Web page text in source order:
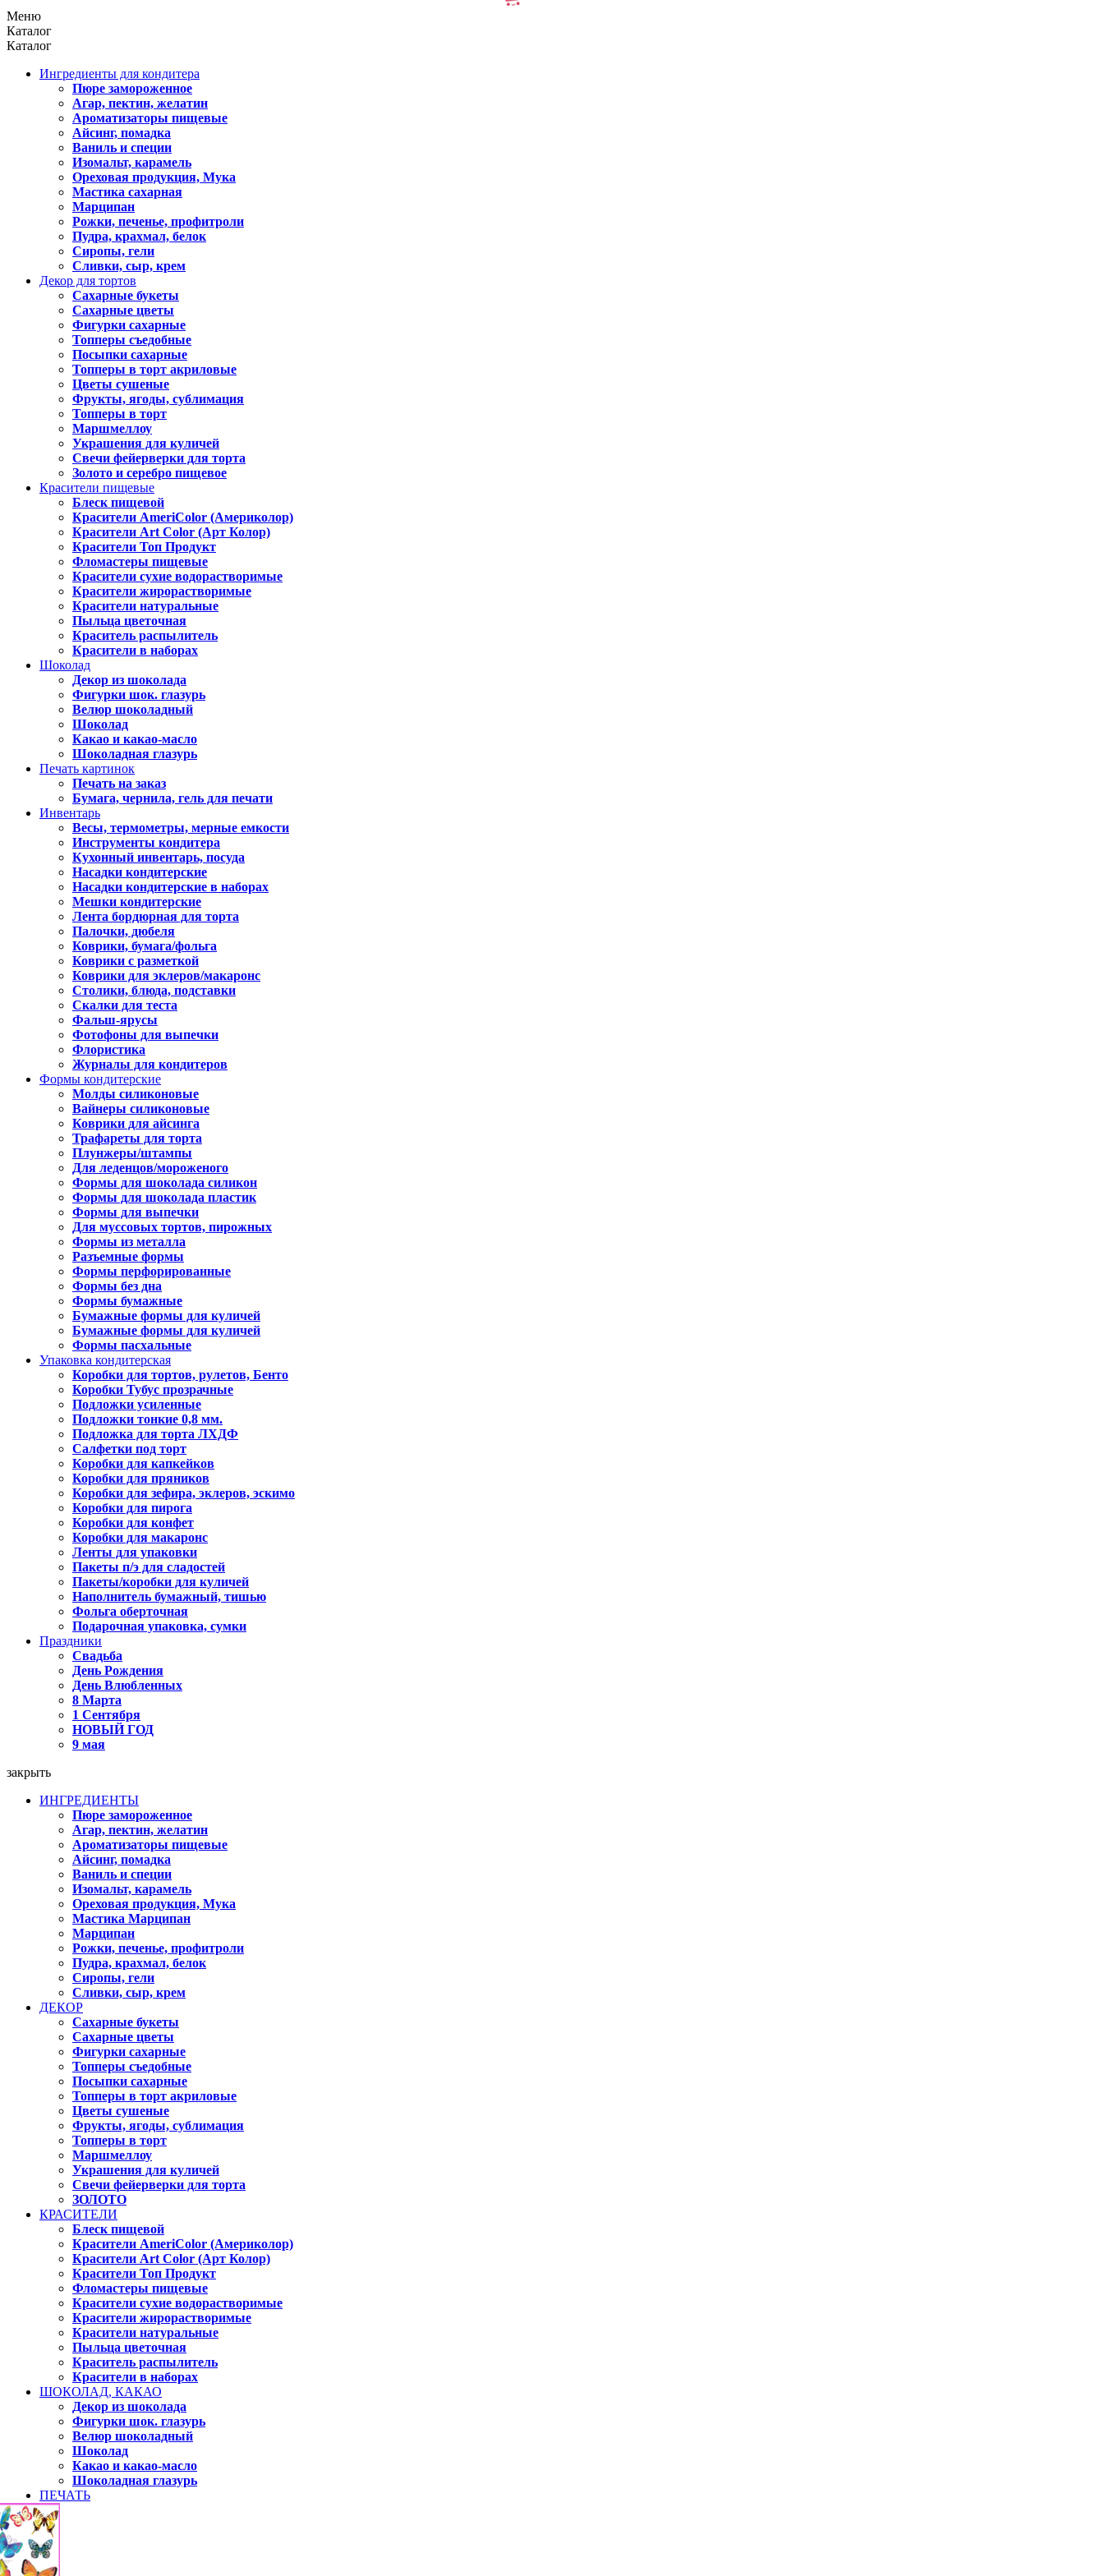
Меню
Каталог
Каталог
Ингредиенты для кондитера
Пюре замороженное
Агар, пектин, желатин
Ароматизаторы пищевые
Айсинг, помадка
Ваниль и специи
Изомальт, карамель
Ореховая продукция, Мука
Мастика сахарная
Марципан
Рожки, печенье, профитроли
Пудра, крахмал, белок
Сиропы, гели
Сливки, сыр, крем
Декор для тортов
Сахарные букеты
Сахарные цветы
Фигурки сахарные
Топперы съедобные
Посыпки сахарные
Топперы в торт акриловые
Цветы сушеные
Фрукты, ягоды, сублимация
Топперы в торт
Маршмеллоу
Украшения для куличей
Свечи фейерверки для торта
Золото и серебро пищевое
Красители пищевые
Блеск пищевой
Красители AmeriColor (Америколор)
Красители Art Color (Арт Колор)
Красители Топ Продукт
Фломастеры пищевые
Красители сухие водорастворимые
Красители жирорастворимые
Красители натуральные
Пыльца цветочная
Краситель распылитель
Красители в наборах
Шоколад
Декор из шоколада
Фигурки шок. глазурь
Велюр шоколадный
Шоколад
Какао и какао-масло
Шоколадная глазурь
Печать картинок
Печать на заказ
Бумага, чернила, гель для печати
Инвентарь
Весы, термометры, мерные емкости
Инструменты кондитера
Кухонный инвентарь, посуда
Насадки кондитерские
Насадки кондитерские в наборах
Мешки кондитерские
Лента бордюрная для торта
Палочки, дюбеля
Коврики, бумага/фольга
Коврики с разметкой
Коврики для эклеров/макаронс
Столики, блюда, подставки
Скалки для теста
Фальш-ярусы
Фотофоны для выпечки
Флористика
Журналы для кондитеров
Формы кондитерские
Молды силиконовые
Вайнеры силиконовые
Коврики для айсинга
Трафареты для торта
Плунжеры/штампы
Для леденцов/мороженого
Формы для шоколада силикон
Формы для шоколада пластик
Формы для выпечки
Для муссовых тортов, пирожных
Формы из металла
Разъемные формы
Формы перфорированные
Формы без дна
Формы бумажные
Бумажные формы для куличей
Бумажные формы для куличей
Формы пасхальные
Упаковка кондитерская
Коробки для тортов, рулетов, Бенто
Коробки Тубус прозрачные
Подложки усиленные
Подложки тонкие 0,8 мм.
Подложка для торта ЛХДФ
Салфетки под торт
Коробки для капкейков
Коробки для пряников
Коробки для зефира, эклеров, эскимо
Коробки для пирога
Коробки для конфет
Коробки для макаронс
Ленты для упаковки
Пакеты п/э для сладостей
Пакеты/коробки для куличей
Наполнитель бумажный, тишью
Фольга оберточная
Подарочная упаковка, сумки
Праздники
Свадьба
День Рождения
День Влюбленных
8 Марта
1 Сентября
НОВЫЙ ГОД
9 мая
закрыть
ИНГРЕДИЕНТЫ
Пюре замороженное
Агар, пектин, желатин
Ароматизаторы пищевые
Айсинг, помадка
Ваниль и специи
Изомальт, карамель
Ореховая продукция, Мука
Мастика Марципан
Марципан
Рожки, печенье, профитроли
Пудра, крахмал, белок
Сиропы, гели
Сливки, сыр, крем
ДЕКОР
Сахарные букеты
Сахарные цветы
Фигурки сахарные
Топперы съедобные
Посыпки сахарные
Топперы в торт акриловые
Цветы сушеные
Фрукты, ягоды, сублимация
Топперы в торт
Маршмеллоу
Украшения для куличей
Свечи фейерверки для торта
ЗОЛОТО
КРАСИТЕЛИ
Блеск пищевой
Красители AmeriColor (Америколор)
Красители Art Color (Арт Колор)
Красители Топ Продукт
Фломастеры пищевые
Красители сухие водорастворимые
Красители жирорастворимые
Красители натуральные
Пыльца цветочная
Краситель распылитель
Красители в наборах
ШОКОЛАД, КАКАО
Декор из шоколада
Фигурки шок. глазурь
Велюр шоколадный
Шоколад
Какао и какао-масло
Шоколадная глазурь
ПЕЧАТЬ